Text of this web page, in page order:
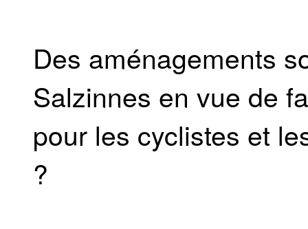
Des aménagements
Salzinnes en vue de
pour les cyclistes et
?